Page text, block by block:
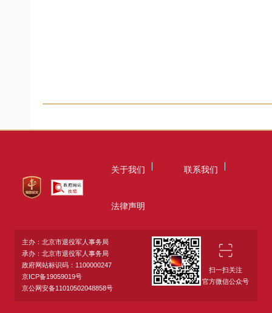
关于我们 联系我们
法律声明
主办：北京市退役军人事务局
承办：北京市退役军人事务局
政府网站标识码：1100000247
京ICP备19059019号
京公网安备11010502048858号
扫一扫关注
官方微信公众号